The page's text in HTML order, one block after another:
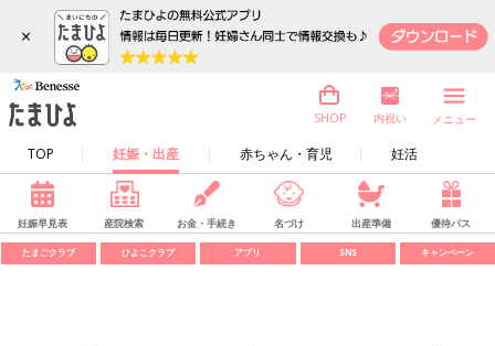
×
TOP 妊娠・出産 赤ちゃん・育児 妊活
SHOP 内祝い メニュー
妊娠早見表 産院検索 お金・手続き 名づけ 出産準備 優待パス
たまごクラブ ひよこクラブ アプリ SNS キャンペーン